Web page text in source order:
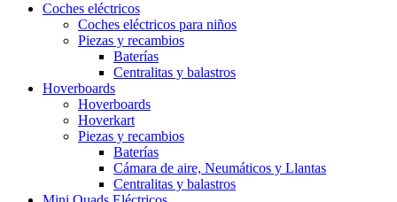
Coches eléctricos
Coches eléctricos para niños
Piezas y recambios
Baterías
Centralitas y balastros
Hoverboards
Hoverboards
Hoverkart
Piezas y recambios
Baterías
Cámara de aire, Neumáticos y Llantas
Centralitas y balastros